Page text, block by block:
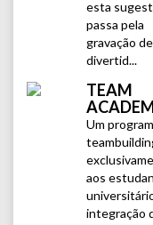
esta
passa pela
gravação
divertid...
TEAM
Um
aos
integração